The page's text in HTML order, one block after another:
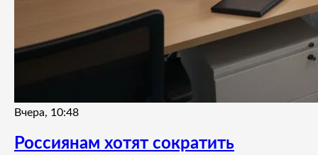
Вчера, 10:48
Россиянам хотят сократить